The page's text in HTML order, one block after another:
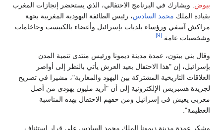
الذي يستحضر إنجازات المغرب
اليهودية المغربية بجهة
وأعضاء بالكنيست وحاخامات
منتدى تنمية المدن
يأتي بالنظر إلى أواصر
والمغاربة"، مشيرا في تصريح
"أزيد مليون يهودي من أصل
بهذه المناسبة
السادس على قرار استئناف